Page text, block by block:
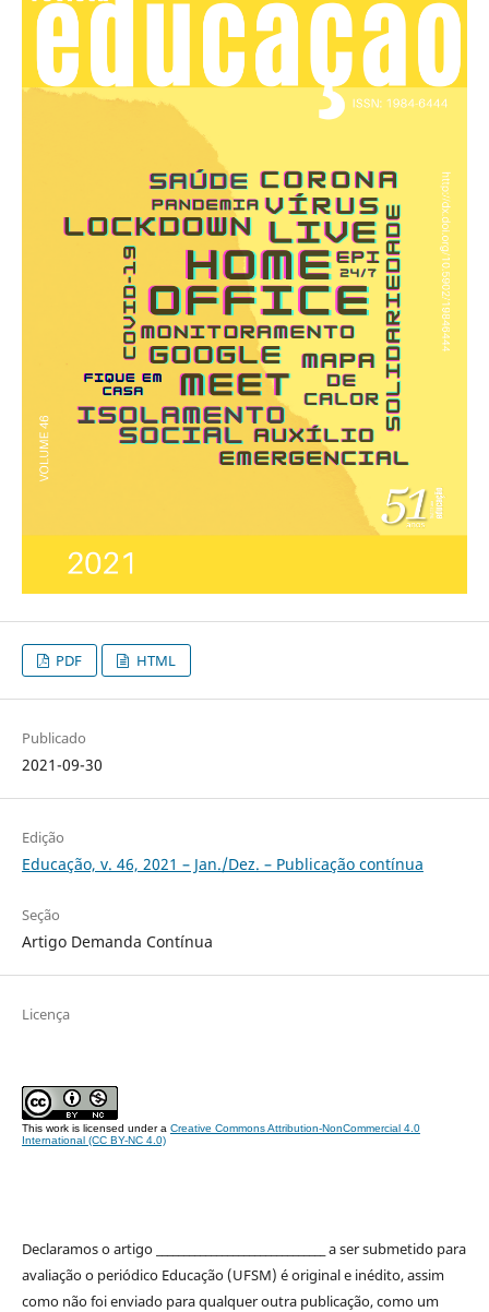
PDF HTML
Publicado
2021-09-30
Edição
Educação, v. 46, 2021 – Jan./Dez. – Publicação contínua
Seção
Artigo Demanda Contínua
Licença
This work is licensed under a Creative Commons Attribution-NonCommercial 4.0
International (CC BY-NC 4.0)
Declaramos o artigo _______________________________ a ser submetido para
avaliação o periódico Educação (UFSM) é original e inédito, assim
como não foi enviado para qualquer outra publicação, como um